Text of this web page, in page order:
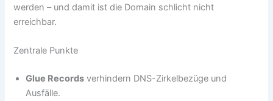
werden – und damit ist die Domain schlicht nicht
erreichbar.
Zentrale Punkte
Glue Records verhindern DNS-Zirkelbezüge und
Ausfälle.